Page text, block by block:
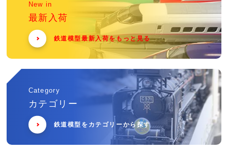
New in
最新入荷
鉄道模型最新入荷をもっと見る
Category
カテゴリー
鉄道模型をカテゴリーから探す